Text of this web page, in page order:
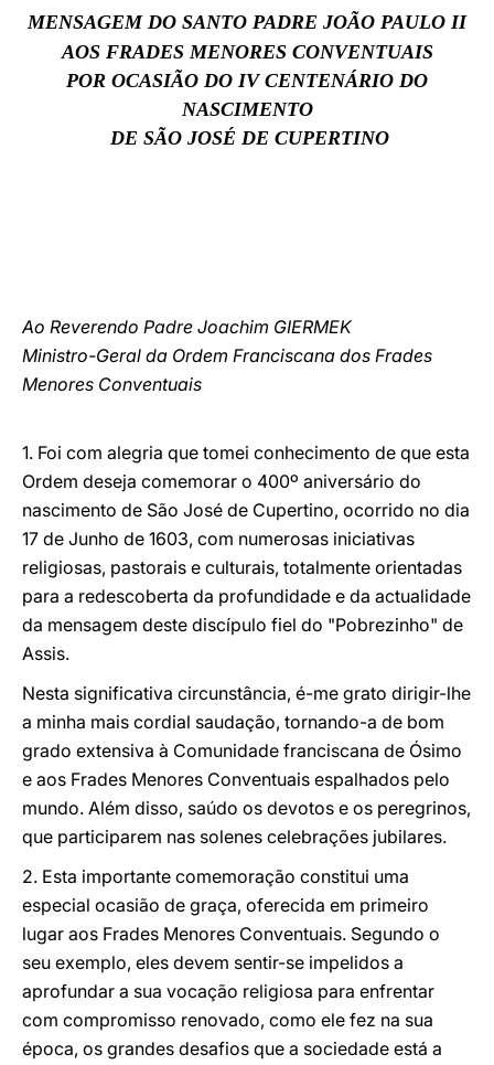
MENSAGEM DO SANTO PADRE JOÃO PAULO II
AOS FRADES MENORES CONVENTUAIS
POR OCASIÃO DO IV CENTENÁRIO DO
NASCIMENTO
DE SÃO JOSÉ DE CUPERTINO
Ao Reverendo Padre Joachim GIERMEK
Ministro-Geral da Ordem Franciscana dos Frades
Menores Conventuais
1. Foi com alegria que tomei conhecimento de que esta
Ordem deseja comemorar o 400º aniversário do
nascimento de São José de Cupertino, ocorrido no dia
17 de Junho de 1603, com numerosas iniciativas
religiosas, pastorais e culturais, totalmente orientadas
para a redescoberta da profundidade e da actualidade
da mensagem deste discípulo fiel do "Pobrezinho" de
Assis.
Nesta significativa circunstância, é-me grato dirigir-lhe
a minha mais cordial saudação, tornando-a de bom
grado extensiva à Comunidade franciscana de Ósimo
e aos Frades Menores Conventuais espalhados pelo
mundo. Além disso, saúdo os devotos e os peregrinos,
que participarem nas solenes celebrações jubilares.
2. Esta importante comemoração constitui uma
especial ocasião de graça, oferecida em primeiro
lugar aos Frades Menores Conventuais. Segundo o
seu exemplo, eles devem sentir-se impelidos a
aprofundar a sua vocação religiosa para enfrentar
com compromisso renovado, como ele fez na sua
época, os grandes desafios que a sociedade está a